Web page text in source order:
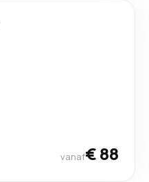
vanaf€ 88